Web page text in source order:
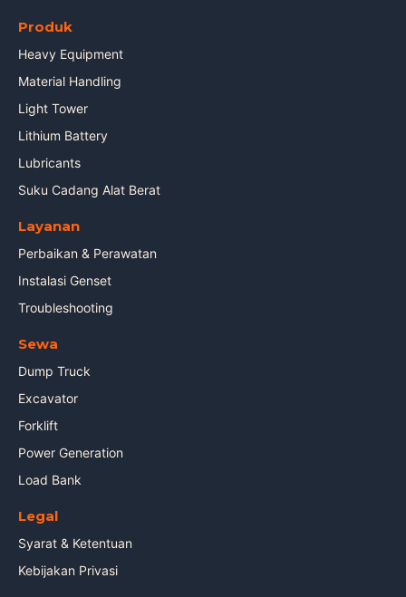
Produk
Heavy Equipment
Material Handling
Light Tower
Lithium Battery
Lubricants
Suku Cadang Alat Berat
Layanan
Perbaikan & Perawatan
Instalasi Genset
Troubleshooting
Sewa
Dump Truck
Excavator
Forklift
Power Generation
Load Bank
Legal
Syarat & Ketentuan
Kebijakan Privasi